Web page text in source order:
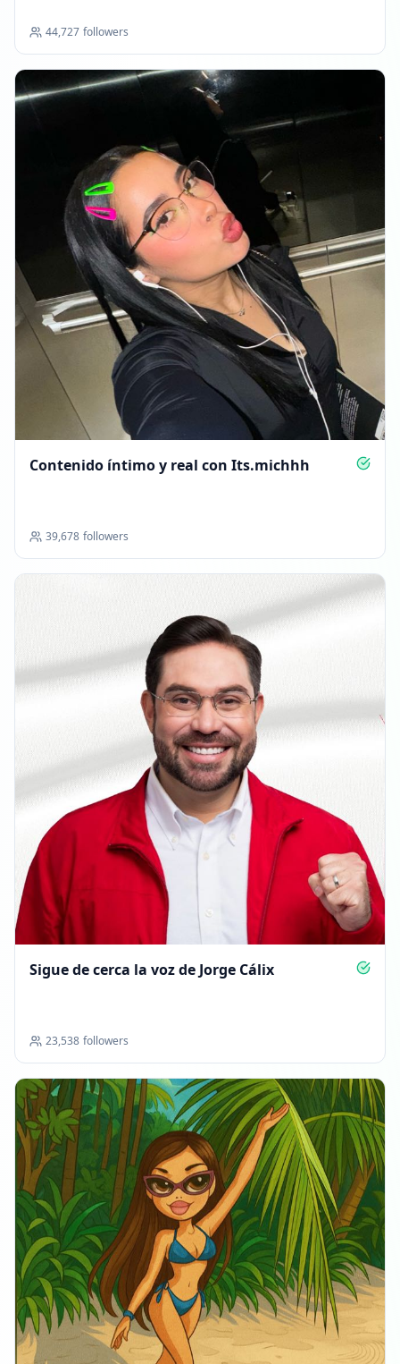
44,727 followers
Contenido íntimo y real con Its.michhh
39,678 followers
Sigue de cerca la voz de Jorge Cálix
23,538 followers